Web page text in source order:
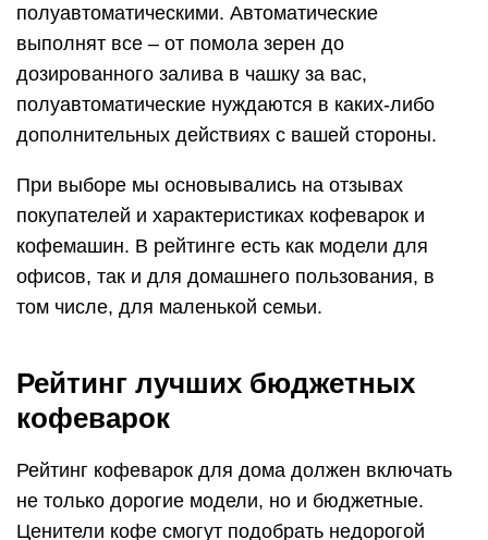
полуавтоматическими. Автоматические
выполнят все – от помола зерен до
дозированного залива в чашку за вас,
полуавтоматические нуждаются в каких-либо
дополнительных действиях с вашей стороны.
При выборе мы основывались на отзывах
покупателей и характеристиках кофеварок и
кофемашин. В рейтинге есть как модели для
офисов, так и для домашнего пользования, в
том числе, для маленькой семьи.
Рейтинг лучших бюджетных
кофеварок
Рейтинг кофеварок для дома должен включать
не только дорогие модели, но и бюджетные.
Ценители кофе смогут подобрать недорогой